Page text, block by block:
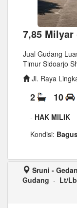
7,85 Milyar
Jual Gudang
Timur Sidoarjo
Jl. Raya
2 10
- HAK MILIK
Kondisi:
Sruni -
Gudang - Lt/